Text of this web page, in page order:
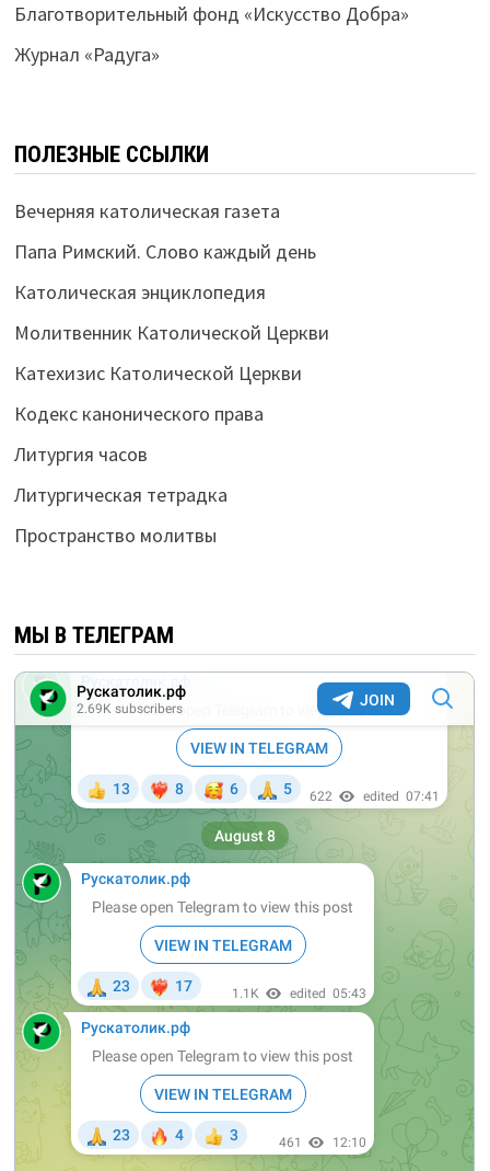
Благотворительный фонд «Искусство Добра»
Журнал «Радуга»
ПОЛЕЗНЫЕ ССЫЛКИ
Вечерняя католическая газета
Папа Римский. Слово каждый день
Католическая энциклопедия
Молитвенник Католической Церкви
Катехизис Католической Церкви
Кодекс канонического права
Литургия часов
Литургическая тетрадка
Пространство молитвы
МЫ В ТЕЛЕГРАМ